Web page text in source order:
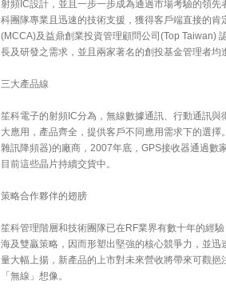
射頻IC設計，並且一步一步成為通過市場考驗的領
科團隊專業且迅速的技術支援，獲得客戶端直接的
(MCCA)及益鼎創業投資管理顧問公司(Top Taiwan)
長及研發之需求，並且兩家著名的創投基金管理者均
三大產品線
笙科電子的射頻IC分為，無線數據通訊、行動通訊
大應用，產品齊全，提供客戶不同應用需求下的選
雜訊降頻器)的廠商，2007年底，GPS接收器通過數
目前這些晶片持續交貨中。
策略合作夥伴的翅膀
笙科管理階層和技術團隊已在RF業界有數十年的經
海及雙贏策略，因而形塑出堅強的核心競爭力，並
量大幅上揚，新產品的上市對未來營收將帶來可觀
「無線」想像。